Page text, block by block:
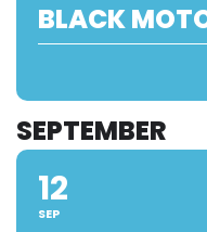
BLACK
SEPTEMBER
12
SEP